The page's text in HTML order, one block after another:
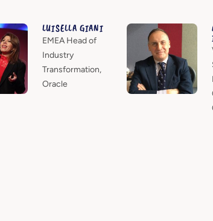
LUISELLA GIANI
EMEA Head of
Industry
Transformation,
Oracle